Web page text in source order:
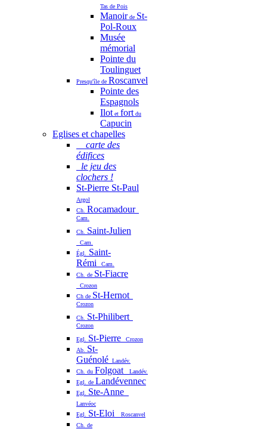
Tas de Pois
Manoirde St-
Pol-Roux
Musée
mémorial
Pointe du
Toulinguet
Presqu'île de Roscanvel
Pointe des
Espagnols
Ilot et fort du
Capucin
Eglises et chapelles
carte des
édifices
le jeu des
clochers !
St-Pierre St-Paul
Argol
Ch. Rocamadour
Cam.
Ch. Saint-Julien
Cam.
Égl.
Saint-
Rémi
Cam.
Ch. de St-Fiacre
Crozon
Ch de St-Hernot
Crozon
Ch. St-Philibert
Crozon
Egl. St-Pierre
Crozon
Ab. St-
Guénolé Landév.
Ch. du Folgoat
Landév.
Egl. de Landévennec
Egl. Ste-Anne
Lanvéoc
Egl. St-Eloi
Roscanvel
Ch. de